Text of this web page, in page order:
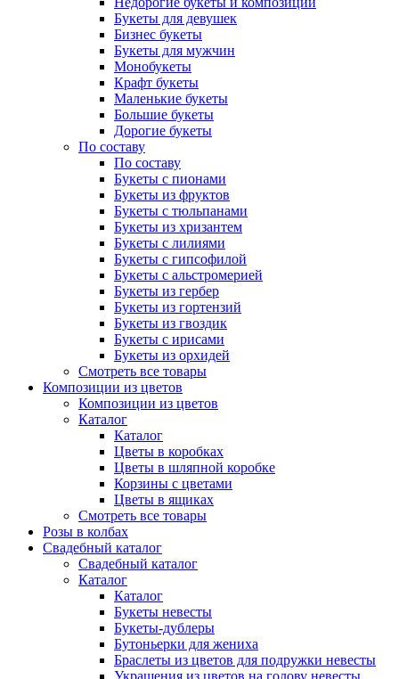
Букеты для девушек
Бизнес букеты
Букеты для мужчин
Монобукеты
Крафт букеты
Маленькие букеты
Большие букеты
Дорогие букеты
По составу
По составу
Букеты с пионами
Букеты из фруктов
Букеты с тюльпанами
Букеты из хризантем
Букеты с лилиями
Букеты с гипсофилой
Букеты с альстромерией
Букеты из гербер
Букеты из гортензий
Букеты из гвоздик
Букеты с ирисами
Букеты из орхидей
Смотреть все товары
Композиции из цветов
Композиции из цветов
Каталог
Каталог
Цветы в коробках
Цветы в шляпной коробке
Корзины с цветами
Цветы в ящиках
Смотреть все товары
Розы в колбах
Свадебный каталог
Свадебный каталог
Каталог
Каталог
Букеты невесты
Букеты-дублеры
Бутоньерки для жениха
Браслеты из цветов для подружки невесты